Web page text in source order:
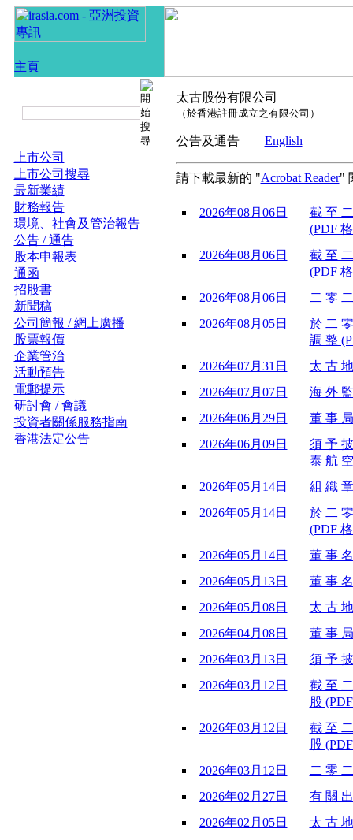
上市公司
上市公司搜尋
最新業績
財務報告
環境、社會及管治報告
公告 / 通告
股本申報表
通函
招股書
新聞稿
公司簡報 / 網上廣播
股票報價
企業管治
活動預告
電郵提示
研討會 / 會議
投資者關係服務指南
香港法定公告
太古股份有限公司
（於香港註冊成立之有限公司）
公告及通告 English
請下載最新的 "Acrobat Reader"
2026年08月06日
截 至
(PDF
2026年08月06日
截 至
(PDF
2026年08月06日
二 零
2026年08月05日
於 二
調 整
2026年07月31日
太 古
2026年07月07日
海 外
2026年06月29日
董 事
2026年06月09日
須 予
泰 航
2026年05月14日
組 織
2026年05月14日
於 二
(PDF
2026年05月14日
董 事
2026年05月13日
董 事
2026年05月08日
太 古
2026年04月08日
董 事
2026年03月13日
須 予
2026年03月12日
截 至
股
2026年03月12日
截 至
股
2026年03月12日
二 零
2026年02月27日
有 關
2026年02月05日
太 古